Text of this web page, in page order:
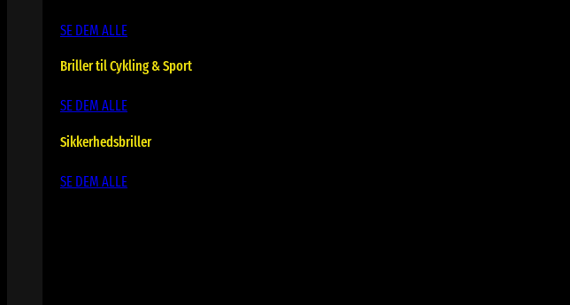
SE DEM ALLE
Briller til Cykling & Sport
SE DEM ALLE
Sikkerhedsbriller
SE DEM ALLE